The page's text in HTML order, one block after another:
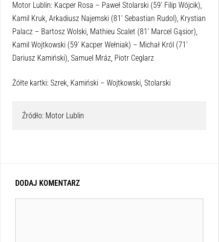
Motor Lublin: Kacper Rosa – Paweł Stolarski (59’ Filip Wójcik),
Kamil Kruk, Arkadiusz Najemski (81’ Sebastian Rudol), Krystian
Palacz – Bartosz Wolski, Mathieu Scalet (81’ Marcel Gąsior),
Kamil Wojtkowski (59’ Kacper Wełniak) – Michał Król (71’
Dariusz Kamiński), Samuel Mráz, Piotr Ceglarz
Żółte kartki: Szrek, Kamiński – Wojtkowski, Stolarski
Źródło: Motor Lublin
DODAJ KOMENTARZ